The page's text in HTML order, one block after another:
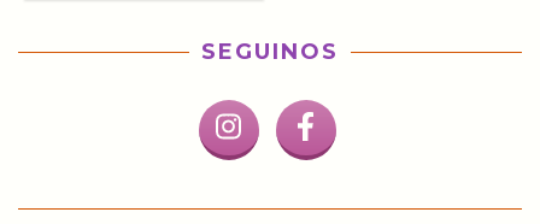
SEGUINOS